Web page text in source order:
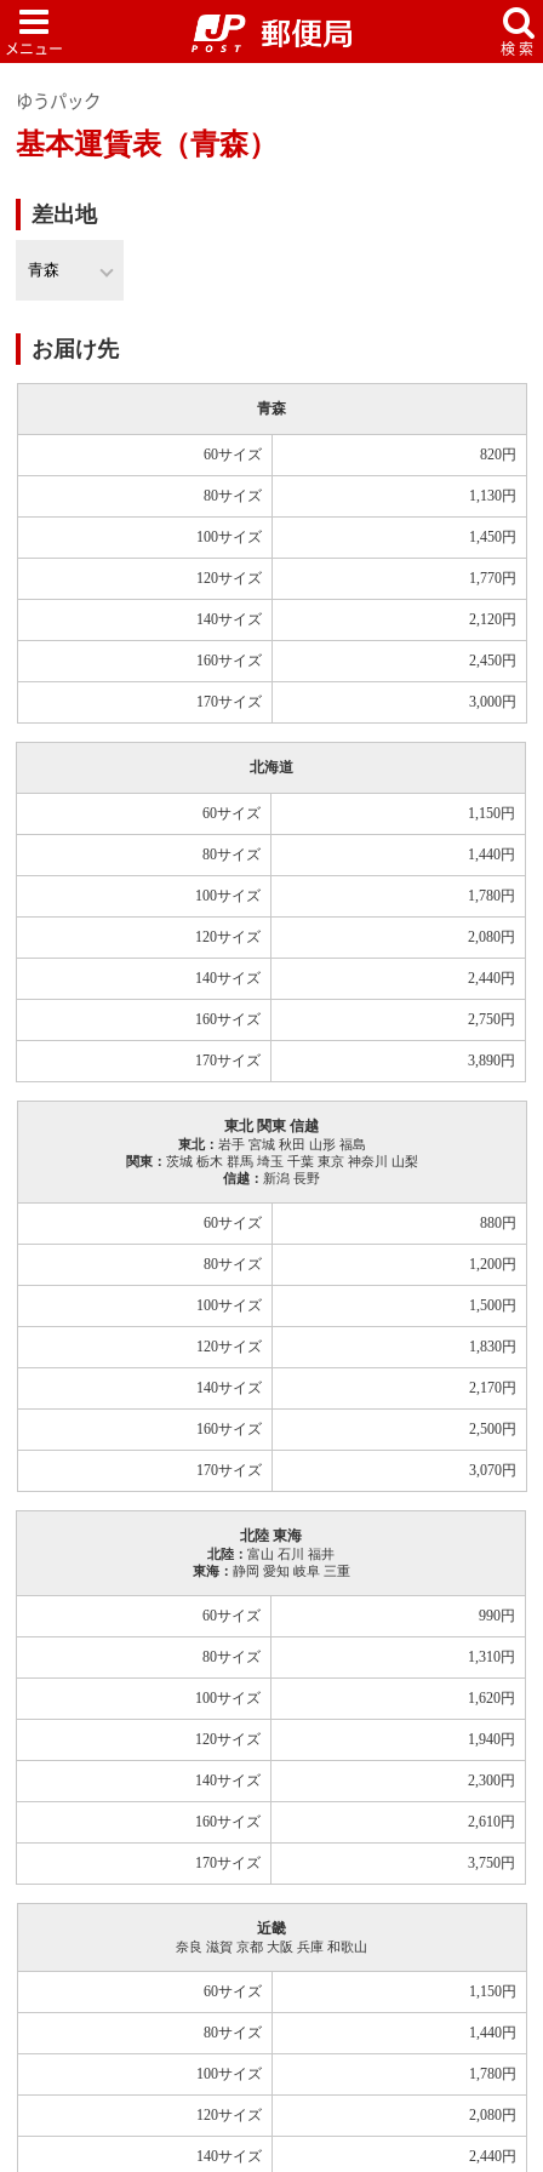
ゆうパック
基本運賃表（青森）
差出地
お届け先
青森
60サイズ 820円
80サイズ 1,130円
100サイズ 1,450円
120サイズ 1,770円
140サイズ 2,120円
160サイズ 2,450円
170サイズ 3,000円
北海道
60サイズ 1,150円
80サイズ 1,440円
100サイズ 1,780円
120サイズ 2,080円
140サイズ 2,440円
160サイズ 2,750円
170サイズ 3,890円
東北 関東 信越
東北： 岩手 宮城 秋田 山形 福島
関東： 茨城 栃木 群馬 埼玉 千葉 東京 神奈川 山梨
信越： 新潟 長野
60サイズ 880円
80サイズ 1,200円
100サイズ 1,500円
120サイズ 1,830円
140サイズ 2,170円
160サイズ 2,500円
170サイズ 3,070円
北陸 東海
北陸：富山 石川 福井
東海： 静岡 愛知 岐阜 三重
60サイズ 990円
80サイズ 1,310円
100サイズ 1,620円
120サイズ 1,940円
140サイズ 2,300円
160サイズ 2,610円
170サイズ 3,750円
近畿
奈良 滋賀 京都 大阪 兵庫 和歌山
60サイズ 1,150円
80サイズ 1,440円
100サイズ 1,780円
120サイズ 2,080円
140サイズ 2,440円